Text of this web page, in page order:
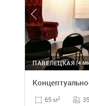
(4
ПАВЕЛЕЦКАЯ
65 м2